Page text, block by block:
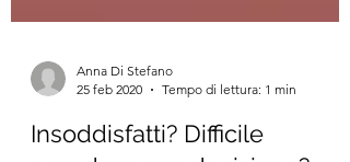
Anna Di Stefano
25 feb 2020
Tempo di lettura: 1 min